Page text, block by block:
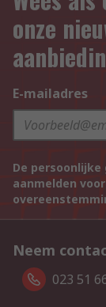
onze
E-mailadres
De
aanmelden
Neem
023 51